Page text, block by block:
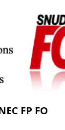
FP FO